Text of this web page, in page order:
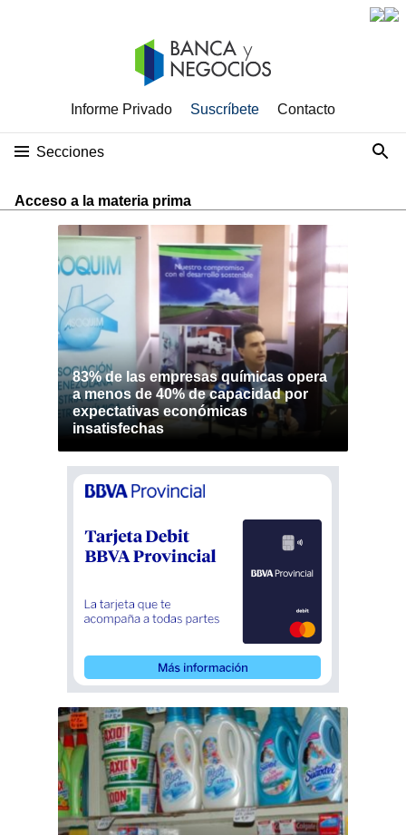
Informe Privado Suscríbete Contacto
Secciones
Acceso a la materia prima
83% de las empresas químicas opera
a menos de 40% de capacidad por
expectativas económicas
insatisfechas